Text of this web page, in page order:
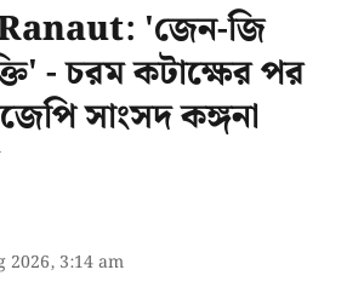
'জেন-জি
- চরম কটাক্ষের পর
সাংসদ কঙ্গনা
2026, 3:14 am